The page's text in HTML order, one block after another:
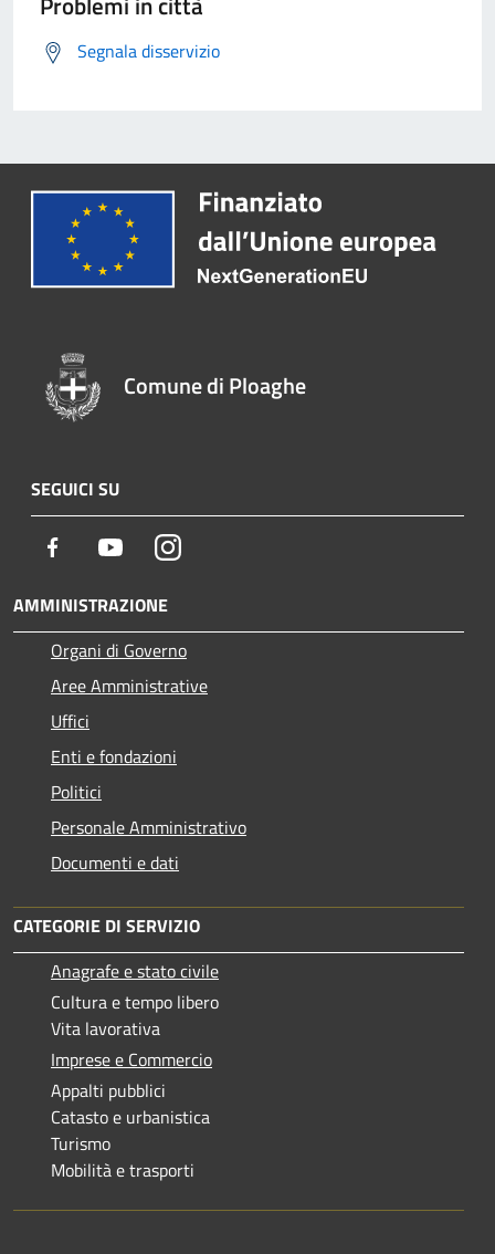
Segnala disservizio
Comune di Ploaghe
SEGUICI SU
Facebook YoutubeInstagram
AMMINISTRAZIONE
Organi di Governo
Aree Amministrative
Uffici
Enti e fondazioni
Politici
Personale Amministrativo
Documenti e dati
CATEGORIE DI SERVIZIO
Anagrafe e stato civile
Cultura e tempo libero
Vita lavorativa
Imprese e Commercio
Appalti pubblici
Catasto e urbanistica
Turismo
Mobilità e trasporti